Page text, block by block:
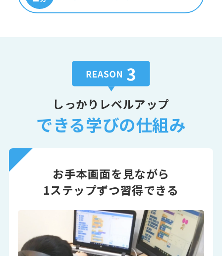
しっかりレベルアップ
できる学びの仕組み
お手本画面を見ながら
1ステップずつ習得できる